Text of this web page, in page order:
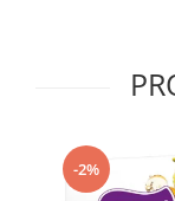
-2%